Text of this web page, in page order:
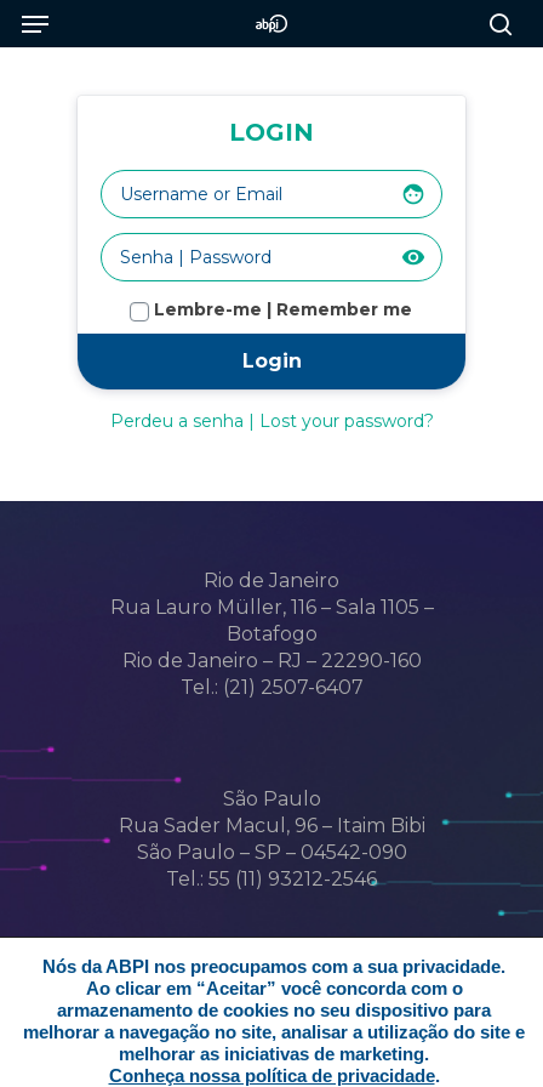
SkipMenu
LOGIN
face
visibility
Lembre-me | Remember me
Perdeu a senha | Lost your password?
Rio de Janeiro
Rua Lauro Müller, 116 – Sala 1105 –
Botafogo
Rio de Janeiro – RJ – 22290-160
Tel.: (21) 2507-6407
São Paulo
Rua Sader Macul, 96 – Itaim Bibi
São Paulo – SP – 04542-090
Tel.: 55 (11) 93212-2546
© 2026 abpi. Associação Brasileira da
Propriedade Intelectual
Nós da ABPI nos preocupamos com a sua privacidade.
Ao clicar em “Aceitar” você concorda com o
armazenamento de cookies no seu dispositivo para
melhorar a navegação no site, analisar a utilização do site e
melhorar as iniciativas de marketing.
Conheça nossa política de privacidade.